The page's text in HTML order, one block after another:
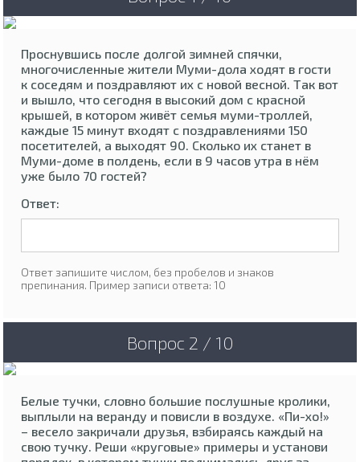
Проснувшись после долгой зимней спячки,
многочисленные жители Муми-дола ходят в гости
к соседям и поздравляют их с новой весной. Так вот
и вышло, что сегодня в высокий дом с красной
крышей, в котором живёт семья муми-троллей,
каждые 15 минут входят с поздравлениями 150
посетителей, а выходят 90. Сколько их станет в
Муми-доме в полдень, если в 9 часов утра в нём
уже было 70 гостей?
Ответ:
Ответ запишите числом, без пробелов и знаков
препинания. Пример записи ответа: 10
Вопрос 2 / 10
Белые тучки, словно большие послушные кролики,
выплыли на веранду и повисли в воздухе. «Пи-хо!»
– весело закричали друзья, взбираясь каждый на
свою тучку. Реши «круговые» примеры и установи